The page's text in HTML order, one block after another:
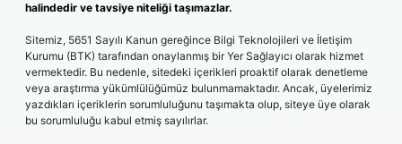
halindedir ve tavsiye niteliği taşımazlar.
Sitemiz, 5651 Sayılı Kanun gereğince Bilgi Teknolojileri ve İletişim
Kurumu (BTK) tarafından onaylanmış bir Yer Sağlayıcı olarak hizmet
vermektedir. Bu nedenle, sitedeki içerikleri proaktif olarak denetleme
veya araştırma yükümlülüğümüz bulunmamaktadır. Ancak, üyelerimiz
yazdıkları içeriklerin sorumluluğunu taşımakta olup, siteye üye olarak
bu sorumluluğu kabul etmiş sayılırlar.